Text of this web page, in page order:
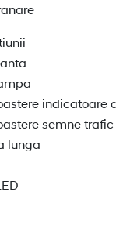
indicatoare
semne trafic
lunga